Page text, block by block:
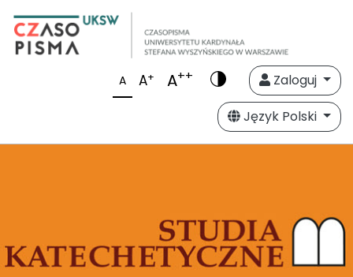
A A+ A++
Zaloguj
Język Polski